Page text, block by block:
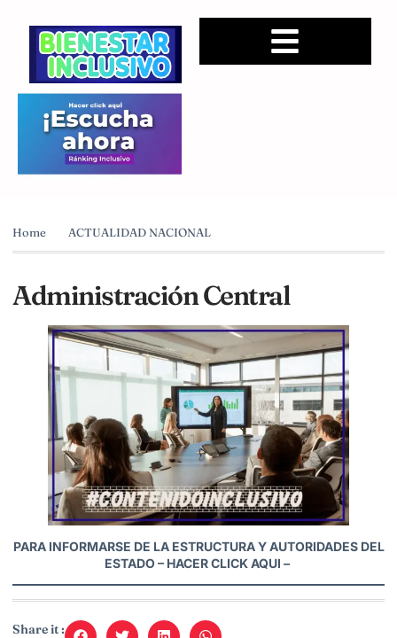
Home ACTUALIDAD NACIONAL
Administración Central
PARA INFORMARSE DE LA ESTRUCTURA Y AUTORIDADES DEL
ESTADO – HACER CLICK AQUI –
Share it :